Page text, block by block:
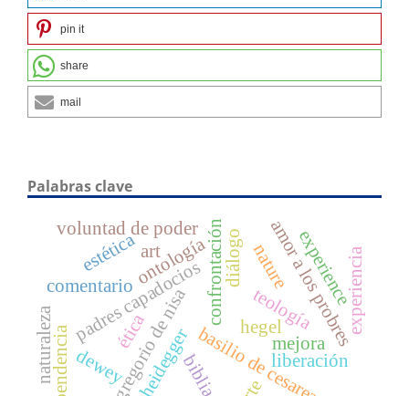
pin it
share
mail
Palabras clave
biblia
teología
heidegger hegel
ontologíaconfrontación
padres capadocios
basilio de cesarea
gregorio de nisa amor a los probres
dependencia
voluntad de poder
liberación
diálogo
ética
comentario
dewey
art
estética
naturaleza
experiencia
natureexperience
mejora